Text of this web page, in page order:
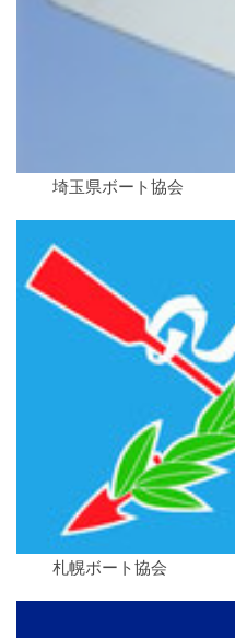
埼玉県ボート協会
札幌ボート協会